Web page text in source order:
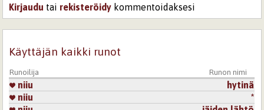
Kirjaudu tai rekisteröidy kommentoidaksesi
Käyttäjän kaikki runot
Runoilija Runon nimi
niiu
hytinä
niiu
*